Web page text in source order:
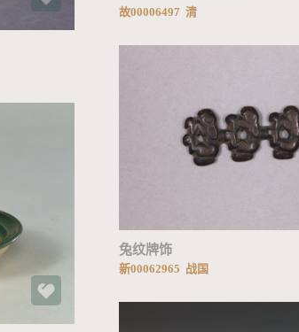
故00006497 清
加载中...
兔纹牌饰
新00062965 战国